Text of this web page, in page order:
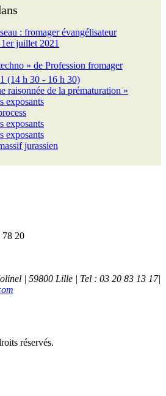
: fromager évangélisateur
1er juillet 2021
» de Profession fromager
(14 h 30 - 16 h 30)
raisonnée de la prématuration »
exposants
exposants
exposants
jurassien
78 20
| 59800 Lille | Tel : 03 20 83 13 17|
réservés.